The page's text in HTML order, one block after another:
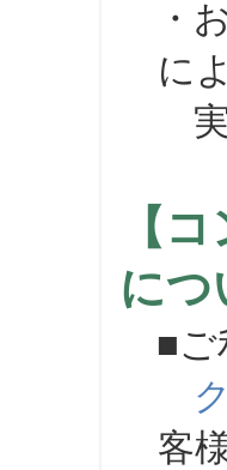
・お
に
実
【
に
■ご
客